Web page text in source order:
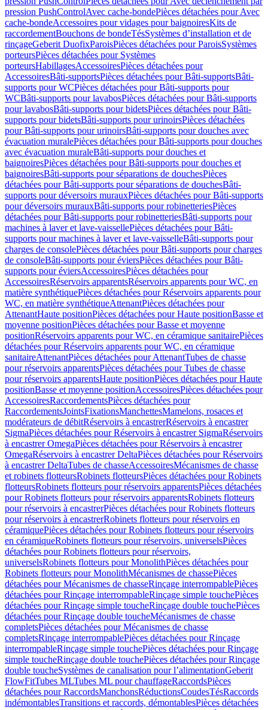
pression PushControlAvec cache-bondePièces détachées pour Avec
cache-bondeAccessoires pour vidages pour baignoiresKits de
raccordementBouchons de bondeTésSystèmes d’installation et de
rinçageGeberit DuofixParoisPièces détachées pour ParoisSystèmes
porteursPièces détachées pour Systèmes
porteursHabillagesAccessoiresPièces détachées pour
AccessoiresBâti-supportsPièces détachées pour Bâti-supportsBâti-
supports pour WCPièces détachées pour Bâti-supports pour
WCBâti-supports pour lavabosPièces détachées pour Bâti-supports
pour lavabosBâti-supports pour bidetsPièces détachées pour Bâti-
supports pour bidetsBâti-supports pour urinoirsPièces détachées
pour Bâti-supports pour urinoirsBâti-supports pour douches avec
évacuation muralePièces détachées pour Bâti-supports pour douches
avec évacuation muraleBâti-supports pour douches et
baignoiresPièces détachées pour Bâti-supports pour douches et
baignoiresBâti-supports pour séparations de douchesPièces
détachées pour Bâti-supports pour séparations de douchesBâti-
supports pour déversoirs murauxPièces détachées pour Bâti-supports
pour déversoirs murauxBâti-supports pour robinetteriesPièces
détachées pour Bâti-supports pour robinetteriesBâti-supports pour
machines à laver et lave-vaissellePièces détachées pour Bâti-
supports pour machines à laver et lave-vaisselleBâti-supports pour
charges de consolePièces détachées pour Bâti-supports pour charges
de consoleBâti-supports pour éviersPièces détachées pour Bâti-
supports pour éviersAccessoiresPièces détachées pour
AccessoiresRéservoirs apparentsRéservoirs apparents pour WC, en
matière synthétiquePièces détachées pour Réservoirs apparents pour
WC, en matière synthétiqueAttenantPièces détachées pour
AttenantHaute positionPièces détachées pour Haute positionBasse et
moyenne positionPièces détachées pour Basse et moyenne
positionRéservoirs apparents pour WC, en céramique sanitairePièces
détachées pour Réservoirs apparents pour WC, en céramique
sanitaireAttenantPièces détachées pour AttenantTubes de chasse
pour réservoirs apparentsPièces détachées pour Tubes de chasse
pour réservoirs apparentsHaute positionPièces détachées pour Haute
positionBasse et moyenne positionAccessoiresPièces détachées pour
AccessoiresRaccordementsPièces détachées pour
RaccordementsJointsFixationsManchettesMamelons, rosaces et
modérateurs de débitRéservoirs à encastrerRéservoirs à encastrer
SigmaPièces détachées pour Réservoirs à encastrer SigmaRéservoirs
à encastrer OmegaPièces détachées pour Réservoirs à encastrer
OmegaRéservoirs à encastrer DeltaPièces détachées pour Réservoirs
à encastrer DeltaTubes de chasseAccessoiresMécanismes de chasse
et robinets flotteursRobinets flotteursPièces détachées pour Robinets
flotteursRobinets flotteurs pour réservoirs apparentsPièces détachées
pour Robinets flotteurs pour réservoirs apparentsRobinets flotteurs
pour réservoirs à encastrerPièces détachées pour Robinets flotteurs
pour réservoirs à encastrerRobinets flotteurs pour réservoirs en
céramiquePièces détachées pour Robinets flotteurs pour réservoirs
en céramiqueRobinets flotteurs pour réservoirs, universelsPièces
détachées pour Robinets flotteurs pour réservoirs,
universelsRobinets flotteurs pour MonolithPièces détachées pour
Robinets flotteurs pour MonolithMécanismes de chassePièces
détachées pour Mécanismes de chasseRinçage interrompablePièces
détachées pour Rinçage interrompableRinçage simple touchePièces
détachées pour Rinçage simple toucheRinçage double touchePièces
détachées pour Rinçage double toucheMécanismes de chasse
completsPièces détachées pour Mécanismes de chasse
completsRinçage interrompablePièces détachées pour Rinçage
interrompableRinçage simple touchePièces détachées pour Rinçage
simple toucheRinçage double touchePièces détachées pour Rinçage
double toucheSystèmes de canalisation pour l’alimentationGeberit
FlowFitTubes MLTubes ML pour chauffageRaccordsPièces
détachées pour RaccordsManchonsRéductionsCoudesTésRaccords
indémontablesTransitions et raccords, démontablesPièces détachées